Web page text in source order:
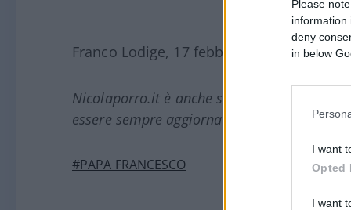
Please
information
deny
in below
I want
Opted
I want
Franco Lodige, 17 febbraio 2025
Nicolaporro.it è anche su Whatsapp. È
essere sempre aggiornati (gratis).
#PAPA FRANCESCO